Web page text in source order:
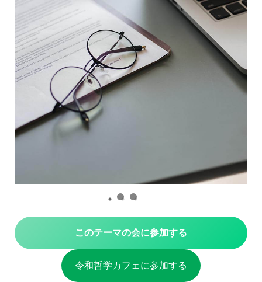
このテーマの会に参加する
令和哲学カフェに参加する